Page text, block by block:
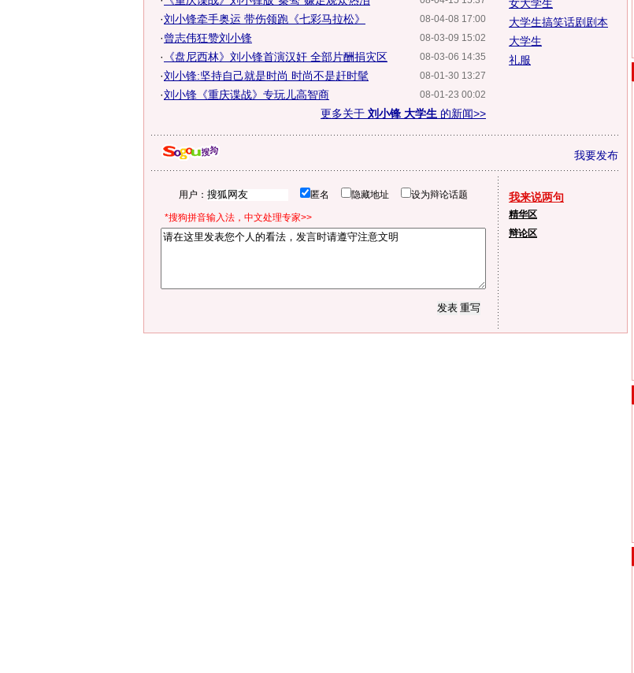
08-04-08 17:00
·刘小锋牵手奥运 带伤领跑《七彩马拉松》
08-03-09 15:02
·曾志伟狂赞刘小锋
08-03-06 14:35
· 《盘尼西林》刘小锋首演汉奸 全部片酬捐灾区
08-01-30 13:27
·刘小锋:坚持自己就是时尚 时尚不是赶时髦
08-01-23 00:02
·刘小锋《重庆谍战》专玩儿高智商
更多关于 刘小锋 大学生 的新闻>>
女大学生
大学生搞笑话剧剧本
大学生
礼服
我要发布
用户： 匿名 隐藏地址 设为辩论话题
*搜狗拼音输入法，中文处理专家>>
我来说两句
精华区
辩论区